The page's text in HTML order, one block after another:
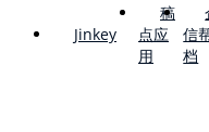
Jinkey
稿
点应
用
信
档